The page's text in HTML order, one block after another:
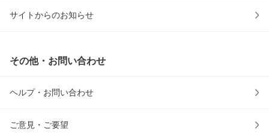
サイトからのお知らせ
その他・お問い合わせ
ヘルプ・お問い合わせ
ご意見・ご要望